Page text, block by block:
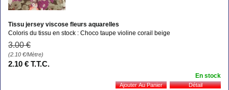
Tissu jersey viscose fleurs aquarelles
Coloris du tissu en stock : Choco taupe violine corail beige
3.00 €
(2.10 €/Mètre)
2.10 € T.T.C.
En stock